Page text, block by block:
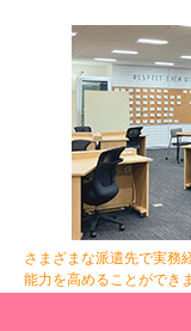
さまざまな派遣先で実務
能力を高めることができ